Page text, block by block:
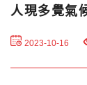
人現多覺氣
2023-10-16